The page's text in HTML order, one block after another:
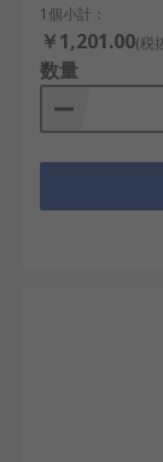
1個小計：
￥1,201.00(税
数量